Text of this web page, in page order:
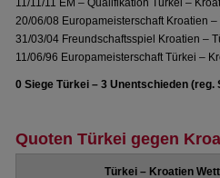
11/11/11 EM – Qualifikation Türkei –
20/06/08 Europameisterschaft Kroatien
31/03/04 Freundschaftsspiel Kroatien –
11/06/96 Europameisterschaft Türkei –
0 Siege Türkei – 3 Unentschieden (reg.
Quoten Türkei gegen
Türkei – Kroatien